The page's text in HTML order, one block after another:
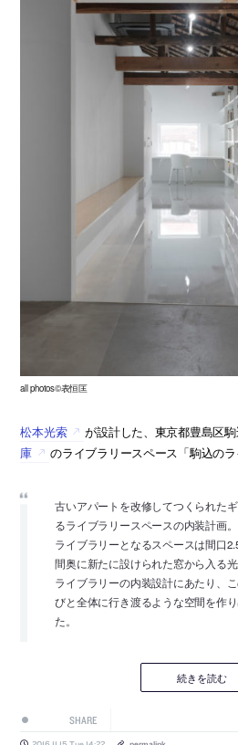
all photos©表恒匡
松本光索 が設計した、東京都豊島区
庫
のライブラリースペース「駒込のラ
古いアパートを改修してつくられた
るライブラリースペースの内装計画。
ライブラリーとなるスペースは間口
間奥に新たに設けられた窓から入る
ライブラリーの内装設計にあたり、
びと全体に行き渡るような空間を作
た。
続きを読む
SHARE